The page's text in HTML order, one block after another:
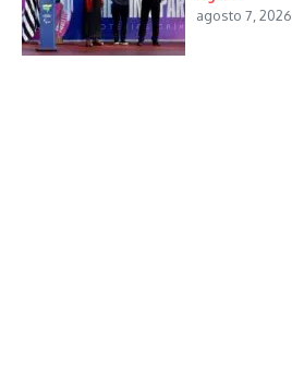
agosto 7, 2026